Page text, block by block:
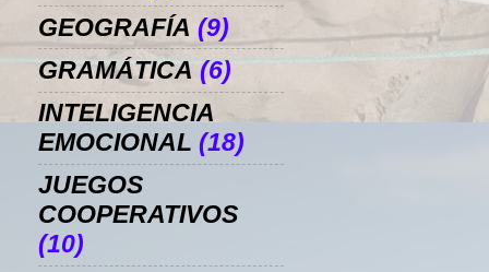
GEOGRAFÍA (9)
GRAMÁTICA (6)
INTELIGENCIA
EMOCIONAL (18)
JUEGOS
COOPERATIVOS
(10)